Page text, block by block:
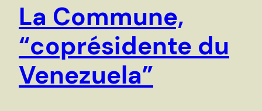
La Commune,
“coprésidente du
Venezuela”